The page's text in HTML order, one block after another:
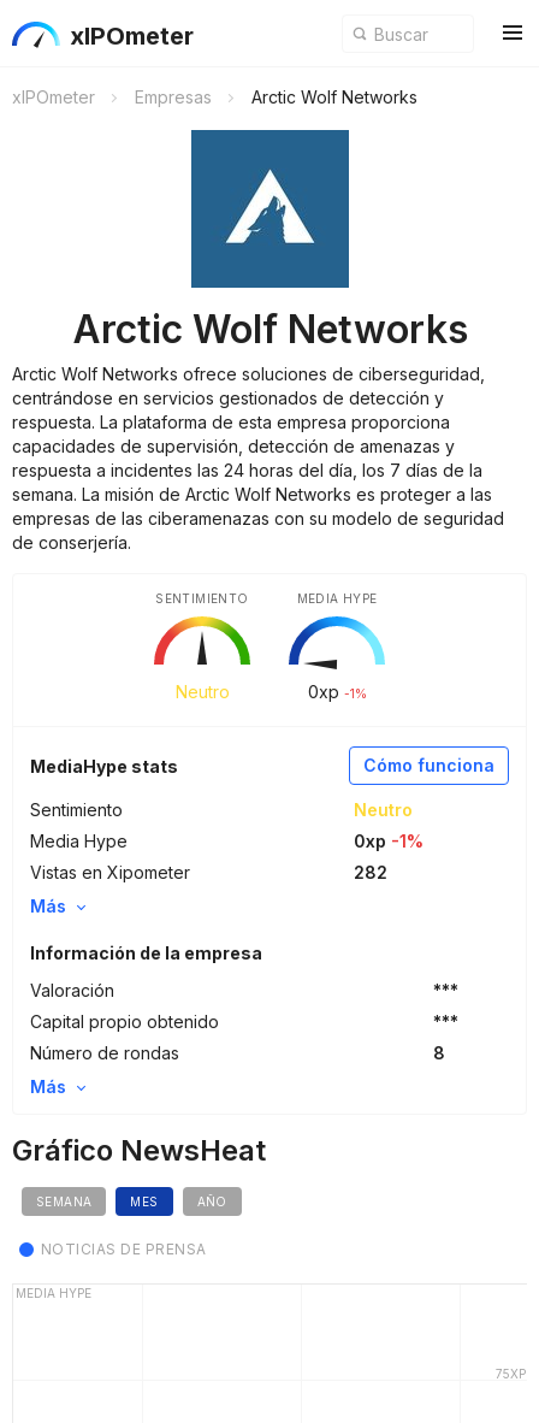
xIPOmeter
xIPOmeter Empresas Arctic Wolf Networks
Arctic Wolf Networks
Arctic Wolf Networks ofrece soluciones de ciberseguridad,
centrándose en servicios gestionados de detección y
respuesta. La plataforma de esta empresa proporciona
capacidades de supervisión, detección de amenazas y
respuesta a incidentes las 24 horas del día, los 7 días de la
semana. La misión de Arctic Wolf Networks es proteger a las
empresas de las ciberamenazas con su modelo de seguridad
de conserjería.
Neutro
SENTIMIENTO
0xp -1%
MEDIA HYPE
Cómo funciona
MediaHype stats
Sentimiento
Neutro
Media Hype
0xp -1%
Vistas en Xipometer
282
Más
Información de la empresa
Valoración
***
Capital propio obtenido
***
Número de rondas
8
Más
Gráfico NewsHeat
SEMANA MES AÑO
NOTICIAS DE PRENSA